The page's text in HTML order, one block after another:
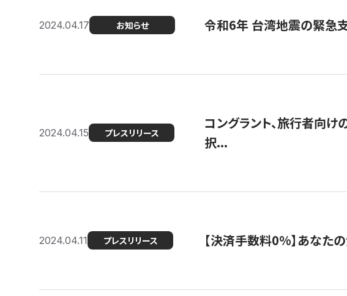
2024.04.17 お知らせ 令和6年 台湾地震の緊急支
2024.04.15 プレスリリース
コングラント、旅行者向
択...
2024.04.11 プレスリリース 【決済手数料0%】あなた